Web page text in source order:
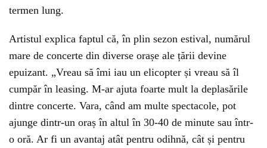
termen lung.
Artistul explica faptul că, în plin sezon estival, numărul
mare de concerte din diverse orașe ale țării devine
epuizant. „Vreau să îmi iau un elicopter și vreau să îl
cumpăr în leasing. M-ar ajuta foarte mult la deplasările
dintre concerte. Vara, când am multe spectacole, pot
ajunge dintr-un oraș în altul în 30-40 de minute sau într-
o oră. Ar fi un avantaj atât pentru odihnă, cât și pentru